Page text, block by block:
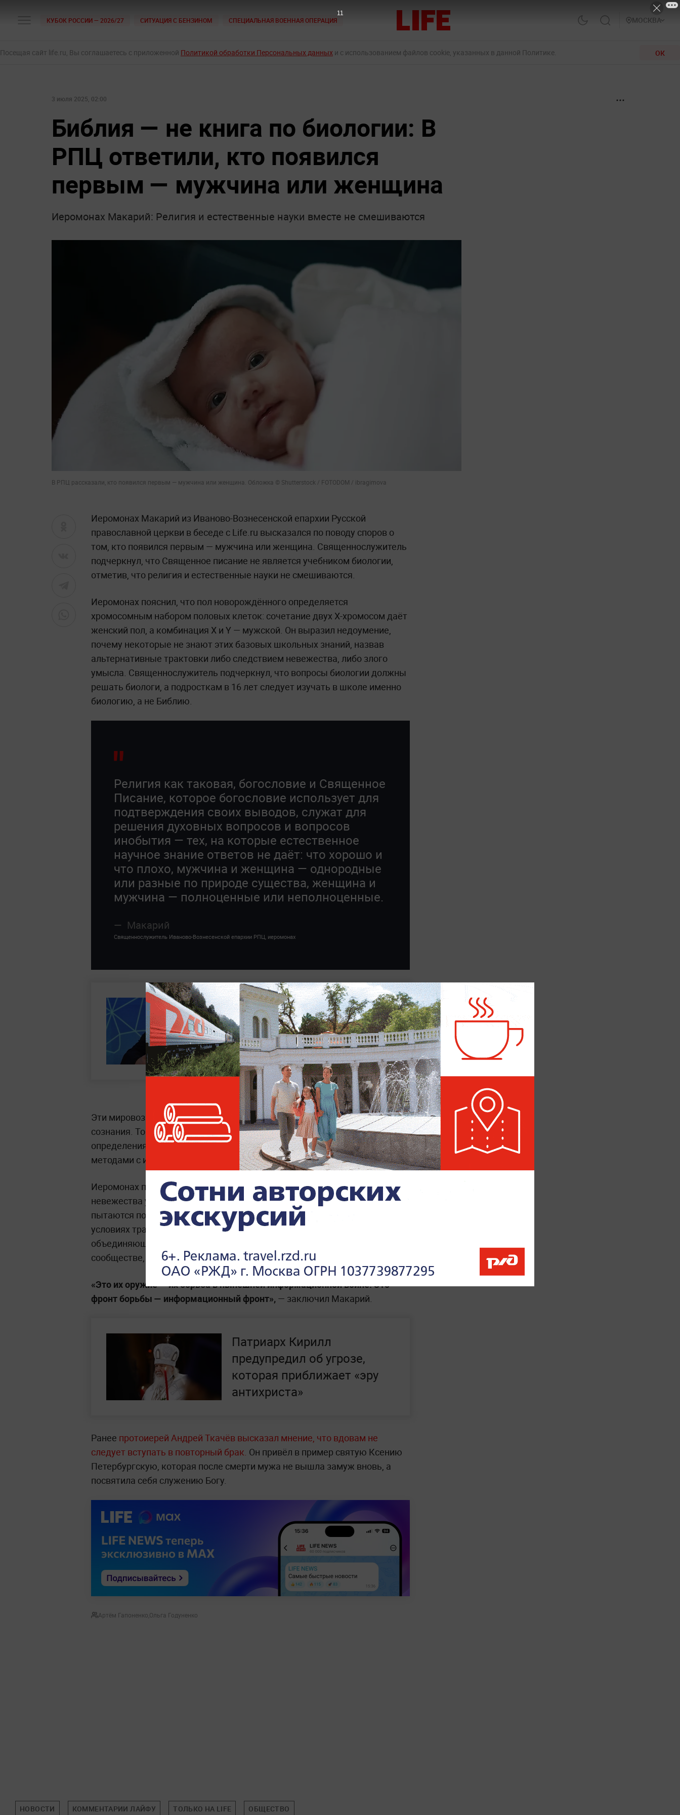
КУБОК РОССИИ — 2026/27 СИТУАЦИЯ С БЕНЗИНОМ СПЕЦИАЛЬНАЯ ВОЕННАЯ ОПЕРАЦИЯ МОСКВА
Посещая сайт life.ru, Вы соглашаетесь с приложенной Политикой обработки Персональных данных и с использованием файлов cookie, указанных в данной Политике. ОК
3 июля 2025, 02:00
Библия — не книга по биологии: В
РПЦ ответили, кто появился
первым — мужчина или женщина
Иеромонах Макарий: Религия и естественные науки вместе не смешиваются
В РПЦ рассказали, кто появился первым — мужчина или женщина. Обложка © Shutterstock / FOTODOM / ibragimova
Иеромонах Макарий из Иваново-Вознесенской епархии Русской
православной церкви в беседе с Life.ru высказался по поводу споров о
том, кто появился первым — мужчина или женщина. Священнослужитель
подчеркнул, что Священное писание не является учебником биологии,
отметив, что религия и естественные науки не смешиваются.
Иеромонах пояснил, что пол новорождённого определяется
хромосомным набором половых клеток: сочетание двух X-хромосом даёт
женский пол, а комбинация X и Y — мужской. Он выразил недоумение,
почему некоторые не знают этих базовых школьных знаний, назвав
альтернативные трактовки либо следствием невежества, либо злого
умысла. Священнослужитель подчеркнул, что вопросы биологии должны
решать биологи, а подросткам в 16 лет следует изучать в школе именно
биологию, а не Библию.
Религия как таковая, богословие и Священное
Писание, которое богословие использует для
подтверждения своих выводов, служат для
решения духовных вопросов и вопросов
инобытия — тех, на которые естественное
научное знание ответов не даёт: что хорошо и
что плохо, мужчина и женщина — однородные
или разные по природе существа, женщина и
мужчина — полноценные или неполноценные.
Макарий
Священнослужитель Иваново-Вознесенской епархии РПЦ, иеромонах
«Нитка за иголкой»:
Протоиерей Ткачёв призвал
россиянок умерить
амбиции
Эти мировоззренческие вопросы относятся к компетенции религиозного
сознания. Тогда как вопросы зачатия, формирования плода и
определения пола решаются исключительно естественно-научными
методами с использованием микроскопов и других приборов.
Иеромонах предположил, что подобные споры возникают либо из-за
невежества участников, либо потому, что некоторые люди сознательно
пытаются подорвать авторитет Церкви. Он отметил, что в современных
условиях традиционные религии, включая православие, играют
объединяющую роль не только в российском, но и в мировом
сообществе, что вызывает противодействие определённых сил.
«Это их оружие — их борьба в нынешней информационной войне. Это
фронт борьбы — информационный фронт», — заключил Макарий.
Патриарх Кирилл
предупредил об угрозе,
которая приближает «эру
антихриста»
Ранее протоиерей Андрей Ткачёв высказал мнение, что вдовам не
следует вступать в повторный брак. Он привёл в пример святую Ксению
Петербургскую, которая после смерти мужа не вышла замуж вновь, а
посвятила себя служению Богу.
Артём Гапоненко Ольга Годуненко
НОВОСТИ КОММЕНТАРИИ ЛАЙФУ ТОЛЬКО НА LIFE ОБЩЕСТВО
10